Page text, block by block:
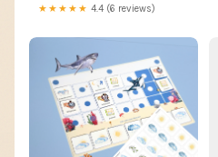
★★★★★ 4.4 (6 reviews)